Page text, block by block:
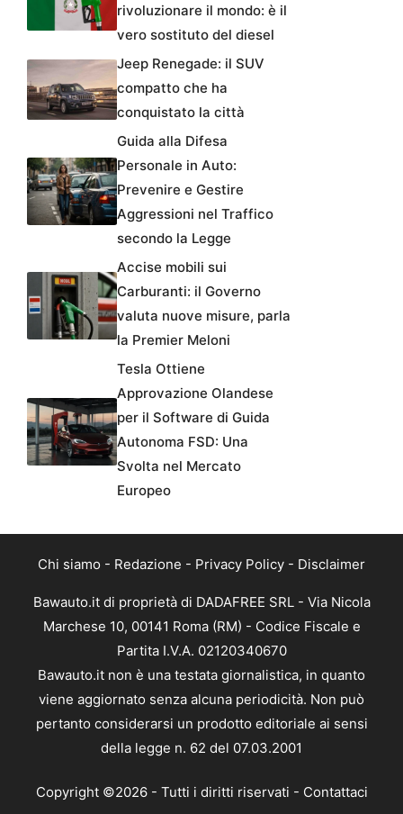
rivoluzionare il mondo: è il
vero sostituto del diesel
Jeep Renegade: il SUV
compatto che ha
conquistato la città
Guida alla Difesa
Personale in Auto:
Prevenire e Gestire
Aggressioni nel Traffico
secondo la Legge
Accise mobili sui
Carburanti: il Governo
valuta nuove misure, parla
la Premier Meloni
Tesla Ottiene
Approvazione Olandese
per il Software di Guida
Autonoma FSD: Una
Svolta nel Mercato
Europeo
Chi siamo - Redazione - Privacy Policy - Disclaimer
Bawauto.it di proprietà di DADAFREE SRL - Via Nicola
Marchese 10, 00141 Roma (RM) - Codice Fiscale e
Partita I.V.A. 02120340670
Bawauto.it non è una testata giornalistica, in quanto
viene aggiornato senza alcuna periodicità. Non può
pertanto considerarsi un prodotto editoriale ai sensi
della legge n. 62 del 07.03.2001
Copyright ©2026 - Tutti i diritti riservati - Contattaci